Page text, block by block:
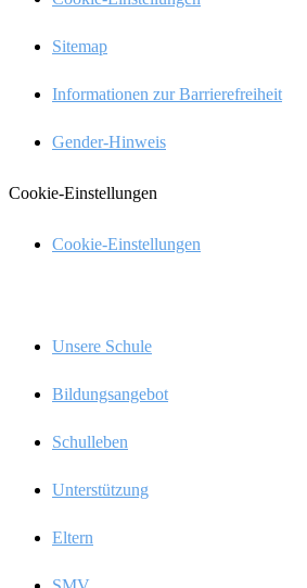
Sitemap
Infor­ma­tio­nen zur Barrierefreiheit
Gender-Hinweis
Cookie-Einstel­lun­gen
Cookie-Einstel­­lun­­gen
Unsere Schule
Bildungs­an­ge­bot
Schul­le­ben
Unter­stüt­zung
Eltern